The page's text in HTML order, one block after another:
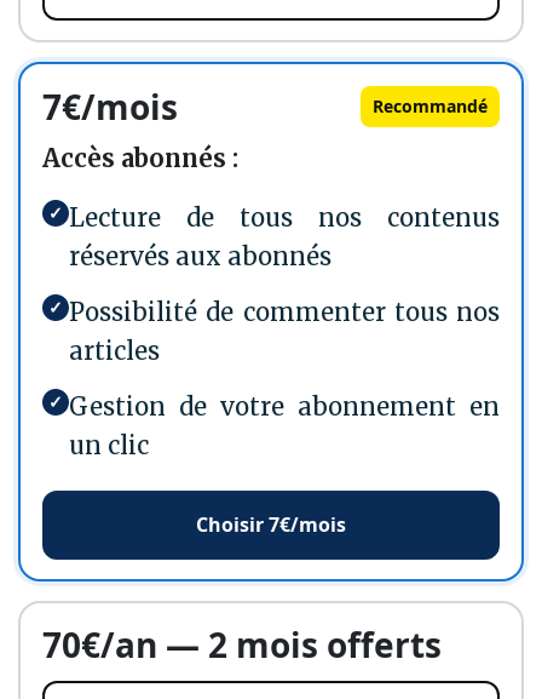
7€/mois Recommandé
Accès abonnés :
✓ Lecture de tous nos contenus
réservés aux abonnés
✓ Possibilité de commenter tous nos
articles
✓ Gestion de votre abonnement en
un clic
Choisir 7€/mois
70€/an — 2 mois offerts